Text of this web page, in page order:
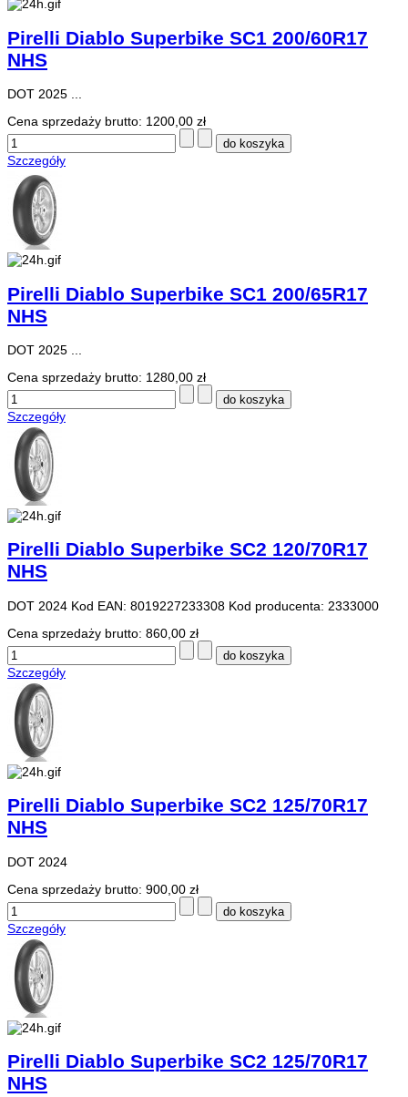
Pirelli Diablo Superbike SC1 200/60R17
NHS
DOT 2025 ...
Cena sprzedaży brutto: 1200,00 zł
Szczegóły
Pirelli Diablo Superbike SC1 200/65R17
NHS
DOT 2025 ...
Cena sprzedaży brutto: 1280,00 zł
Szczegóły
Pirelli Diablo Superbike SC2 120/70R17
NHS
DOT 2024 Kod EAN: 8019227233308 Kod producenta: 2333000
Cena sprzedaży brutto: 860,00 zł
Szczegóły
Pirelli Diablo Superbike SC2 125/70R17
NHS
DOT 2024
Cena sprzedaży brutto: 900,00 zł
Szczegóły
Pirelli Diablo Superbike SC2 125/70R17
NHS